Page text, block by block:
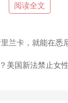
阅读全文
兰卡，就能在悉
美国新法禁止女